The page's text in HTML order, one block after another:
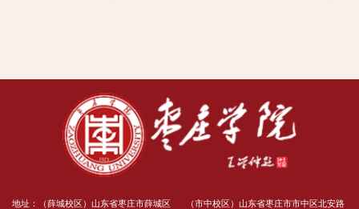
地址：（薛城校区）山东省枣庄市薛城区 （市中校区）山东省枣庄市市中区北安路